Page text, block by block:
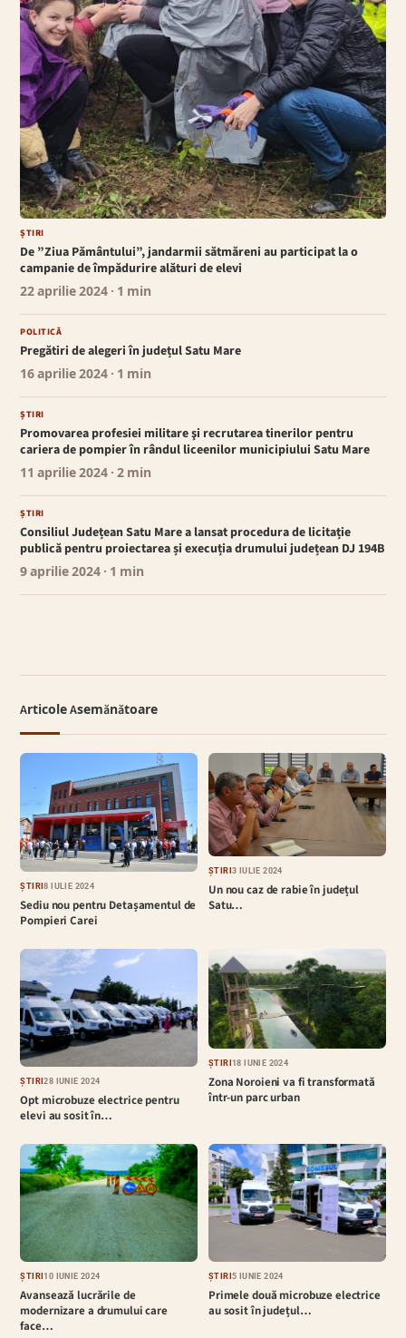
ȘTIRI
De ”Ziua Pământului”, jandarmii sătmăreni au participat la o
campanie de împădurire alături de elevi
22 aprilie 2024 · 1 min
POLITICĂ
Pregătiri de alegeri în județul Satu Mare
16 aprilie 2024 · 1 min
ȘTIRI
Promovarea profesiei militare şi recrutarea tinerilor pentru
cariera de pompier în rândul liceenilor municipiului Satu Mare
11 aprilie 2024 · 2 min
ȘTIRI
Consiliul Județean Satu Mare a lansat procedura de licitație
publică pentru proiectarea și execuția drumului județean DJ 194B
9 aprilie 2024 · 1 min
Articole Asemănătoare
ȘTIRI8 IULIE 2024
Sediu nou pentru Detașamentul de
Pompieri Carei
ȘTIRI3 IULIE 2024
Un nou caz de rabie în județul
Satu…
ȘTIRI28 IUNIE 2024
Opt microbuze electrice pentru
elevi au sosit în…
ȘTIRI18 IUNIE 2024
Zona Noroieni va fi transformată
într-un parc urban
ȘTIRI10 IUNIE 2024
Avansează lucrările de
modernizare a drumului care
face…
ȘTIRI5 IUNIE 2024
Primele două microbuze electrice
au sosit în județul…